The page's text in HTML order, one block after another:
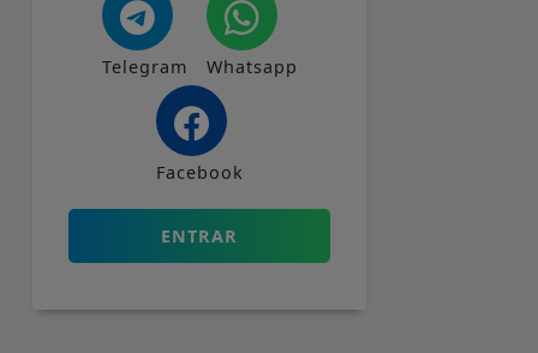
Telegram Whatsapp
Facebook
ENTRAR